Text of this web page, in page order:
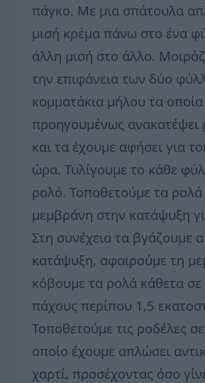
πάγκο. Με μια σπάτουλα
μισή κρέμα πάνω στο ένα
άλλη μισή στο άλλο.
την επιφάνεια των δύο
κομματάκια μήλου τα
προηγουμένως ανακατέψει
και τα έχουμε αφήσει για
ώρα. Τυλίγουμε το κάθε
ρολό. Τοποθετούμε τα ρολά
μεμβράνη στην κατάψυξη
Στη συνέχεια τα βγάζουμε
κατάψυξη, αφαιρούμε τη
κόβουμε τα ρολά κάθετα σε
πάχους περίπου 1,5
Τοποθετούμε τις ροδέλες
οποίο έχουμε απλώσει
χαρτί, προσέχοντας όσο